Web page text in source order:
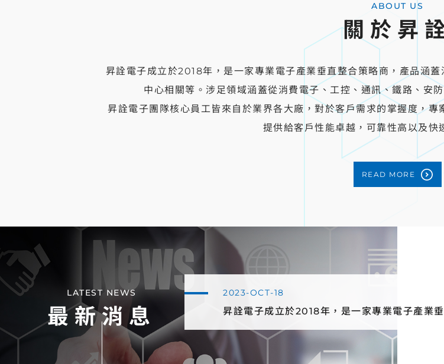
ABOUT US
關於昇
昇詮電子成立於2018年，是一家專業電子產業垂直整合策略商，產品涵
中心相關等。涉足領域涵蓋從消費電子、工控、通訊、鐵路、安
昇詮電子團隊核心員工皆來自於業界各大廠，對於客戶需求的掌握度，
提供給客戶性能卓越，可靠性高以及快
READ MORE
LATEST NEWS
最新消息
2023-OCT-18
昇詮電子成立於2018年，是一家專業電子產業